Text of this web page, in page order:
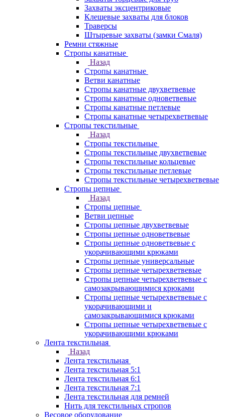
Захваты эксцентриковые
Клещевые захваты для блоков
Траверсы
Штыревые захваты (замки Смаля)
Ремни стяжные
Стропы канатные
Назад
Стропы канатные
Ветви канатные
Стропы канатные двухветвевые
Стропы канатные одноветвевые
Стропы канатные петлевые
Стропы канатные четырехветвевые
Стропы текстильные
Назад
Стропы текстильные
Стропы текстильные двухветвевые
Стропы текстильные кольцевые
Стропы текстильные петлевые
Стропы текстильные четырехветвевые
Стропы цепные
Назад
Стропы цепные
Ветви цепные
Стропы цепные двухветвевые
Стропы цепные одноветвевые
Стропы цепные одноветвевые с
укорачивающими крюками
Стропы цепные универсальные
Стропы цепные четырехветвевые
Стропы цепные четырехветвевые с
самозакрывающимися крюками
Стропы цепные четырехветвевые с
укорачивающими и
самозакрывающимися крюками
Стропы цепные четырехветвевые с
укорачивающими крюками
Лента текстильная
Назад
Лента текстильная
Лента текстильная 5:1
Лента текстильная 6:1
Лента текстильная 7:1
Лента текстильная для ремней
Нить для текстильных стропов
Весовое оборудование